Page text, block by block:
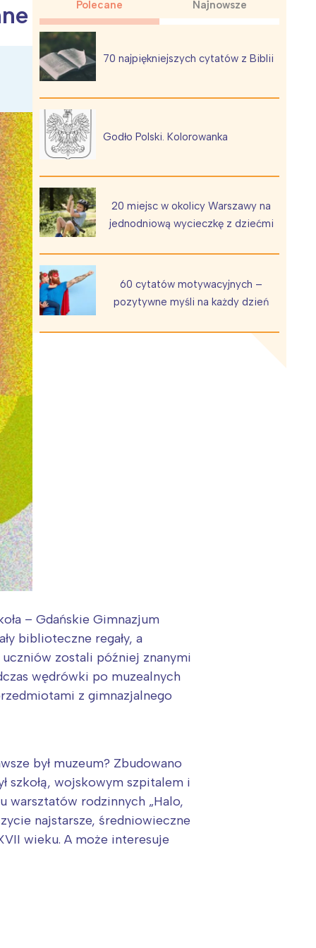
Polecane Najnowsze
70 najpiękniejszych cytatów z Biblii
Godło Polski. Kolorowanka
20 miejsc w okolicy Warszawy na
jednodniową wycieczkę z dziećmi
60 cytatów motywacyjnych –
pozytywne myśli na każdy dzień
– Gdańskie Gimnazjum
biblioteczne regały, a
zostali później znanymi
wędrówki po muzealnych
z gimnazjalnego
był muzeum? Zbudowano
szkołą, wojskowym szpitalem i
warsztatów rodzinnych „Halo,
najstarsze, średniowieczne
wieku. A może interesuje